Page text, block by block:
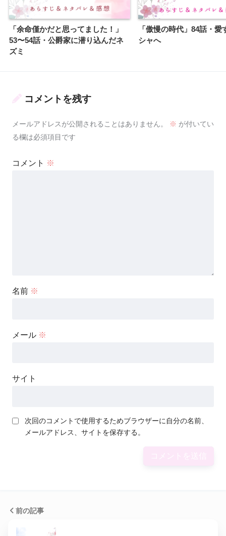
「余命僅かだと思ってました！」
53〜54話・公爵家に潜り込んだネ
ズミ
「傲慢の時代」84話・愛
シャへ
コメントを残す
メールアドレスが公開されることはありません。 ※ が付いてい
る欄は必須項目です
コメント ※
名前 ※
メール ※
サイト
次回のコメントで使用するためブラウザーに自分の名前、
メールアドレス、サイトを保存する。
前の記事